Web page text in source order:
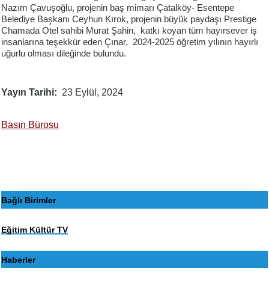
Nazım Çavuşoğlu, projenin baş mimarı Çatalköy- Esentepe
Belediye Başkanı Ceyhun Kırok, projenin büyük paydaşı Prestige
Chamada Otel sahibi Murat Şahin, katkı koyan tüm hayırsever iş
insanlarına teşekkür eden Çınar, 2024-2025 öğretim yılının hayırlı
uğurlu olması dileğinde bulundu.
Yayın Tarihi 23 Eylül, 2024
Basın Bürosu
Bağlı Birimler
Eğitim Kültür TV
Haberler